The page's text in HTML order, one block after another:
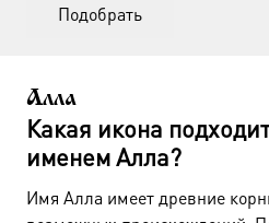
Подобрать
Алла
Какая икона
именем Алла?
Имя Алла имеет древние